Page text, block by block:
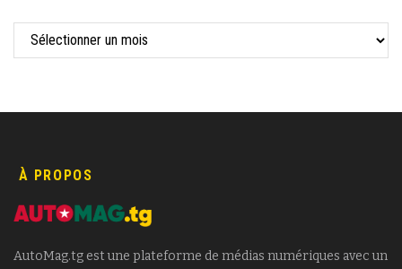
À PROPOS
AutoMag.tg est une plateforme de médias numériques avec un